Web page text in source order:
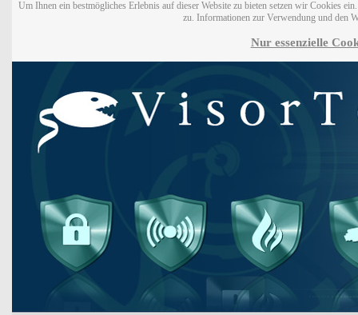
Um Ihnen ein bestmögliches Erlebnis auf dieser Website zu bieten setzen wir Cookies
zu. Informationen zur Verwendung und den
Nur essenzielle